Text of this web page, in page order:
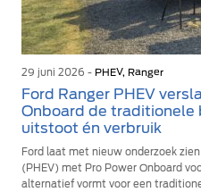
29 juni 2026 - PHEV, Ranger
Ford Ranger PHEV
Onboard de traditionele
uitstoot én verbruik
Ford laat met nieuw onderzoek
(PHEV) met Pro Power Onboard
alternatief vormt voor een